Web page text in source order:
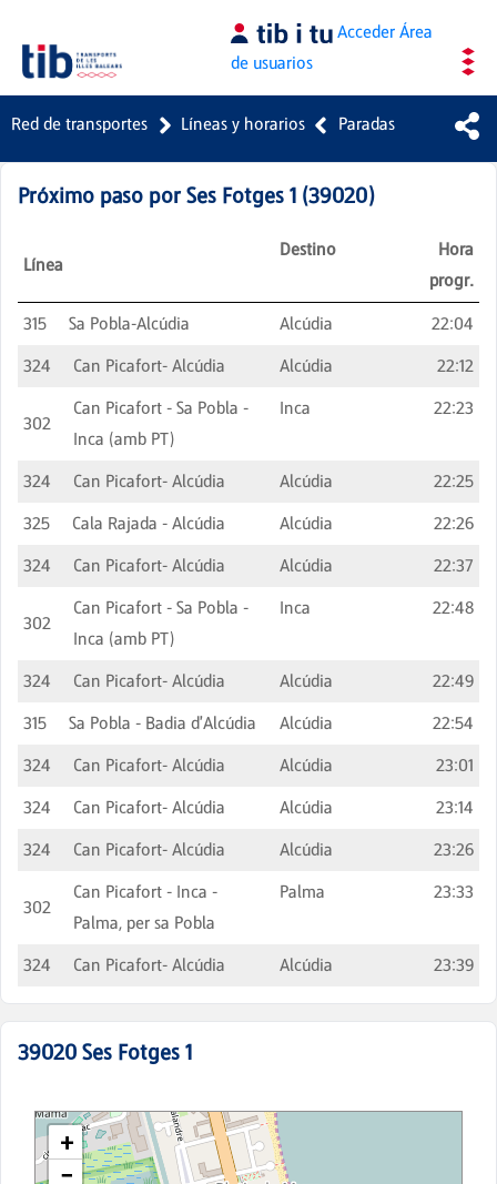
Saltar al contenido principal AccederÁrea
de usuarios
Red de transportes Líneas y horarios Paradas
Próximo paso por Ses Fotges 1 (39020)
Línea
Destino
Hora
progr.
315 Sa Pobla-Alcúdia Alcúdia
22:04
324
Can Picafort- Alcúdia Alcúdia 22:12
302
Can Picafort - Sa Pobla -
Inca (amb PT)
Inca 22:23
324 Can Picafort- Alcúdia Alcúdia
22:25
325
Cala Rajada - Alcúdia Alcúdia
22:26
324
Can Picafort- Alcúdia Alcúdia 22:37
302
Can Picafort - Sa Pobla -
Inca (amb PT)
Inca 22:48
324 Can Picafort- Alcúdia Alcúdia
22:49
315
Sa Pobla - Badia d'Alcúdia Alcúdia
22:54
324
Can Picafort- Alcúdia Alcúdia
23:01
324
Can Picafort- Alcúdia Alcúdia
23:14
324
Can Picafort- Alcúdia Alcúdia 23:26
302
Can Picafort - Inca -
Palma, per sa Pobla
Palma 23:33
324 Can Picafort- Alcúdia Alcúdia 23:39
39020 Ses Fotges 1